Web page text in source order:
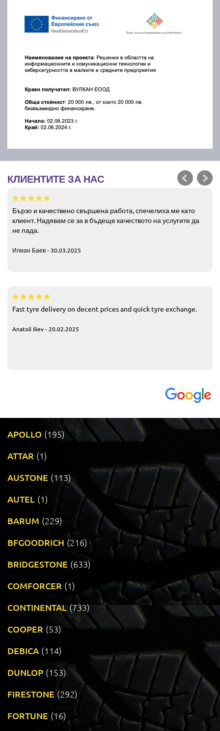
КЛИЕНТИТЕ ЗА НАС
Бързо и качествено свършена работа, спечелиха ме като
клиент. Надявам се за в бъдеще качеството на услугите да
не пада.
Илиан Баев - 30.03.2025
Fast tyre delivery on decent prices and quick tyre exchange.
Anatoli Iliev - 20.02.2025
APOLLO (195)
ATTAR (1)
AUSTONE (113)
AUTEL (1)
BARUM (229)
BFGOODRICH (216)
BRIDGESTONE (633)
COMFORCER (1)
CONTINENTAL (733)
COOPER (53)
DEBICA (114)
DUNLOP (153)
FIRESTONE (292)
FORTUNE (16)